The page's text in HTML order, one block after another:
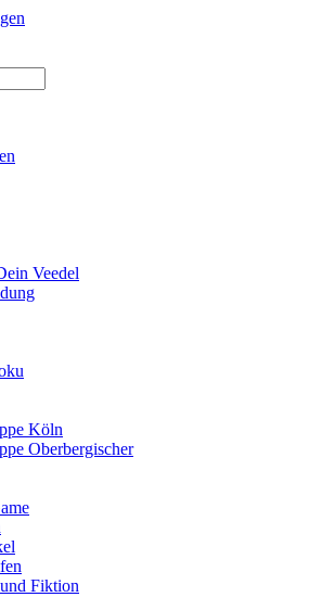
Veedel
Köln
Oberbergischer
Fiktion